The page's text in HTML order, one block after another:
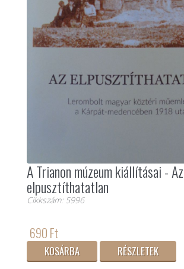
A Trianon múzeum kiállításai - Az
elpusztíthatatlan
Cikkszám: 5996
690 Ft
KOSÁRBA RÉSZLETEK